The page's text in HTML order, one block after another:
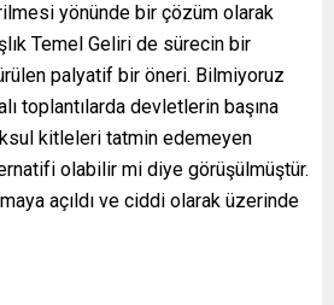
yönünde bir çözüm olarak
Temel Geliri de sürecin bir
palyatif bir öneri. Bilmiyoruz
toplantılarda devletlerin başına
kitleleri tatmin edemeyen
olabilir mi diye görüşülmüştür.
açıldı ve ciddi olarak üzerinde